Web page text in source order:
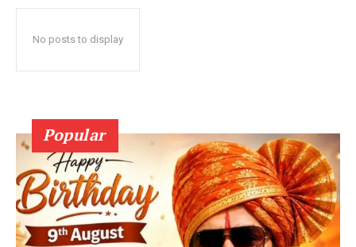
No posts to display
Popular